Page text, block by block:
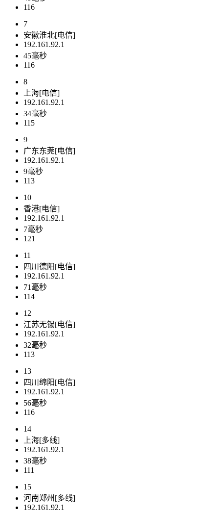
116
7
安徽淮北[电信]
192.161.92.1
45毫秒
116
8
上海[电信]
192.161.92.1
34毫秒
115
9
广东东莞[电信]
192.161.92.1
9毫秒
113
10
香港[电信]
192.161.92.1
7毫秒
121
11
四川德阳[电信]
192.161.92.1
71毫秒
114
12
江苏无锡[电信]
192.161.92.1
32毫秒
113
13
四川绵阳[电信]
192.161.92.1
56毫秒
116
14
上海[多线]
192.161.92.1
38毫秒
111
15
河南郑州[多线]
192.161.92.1